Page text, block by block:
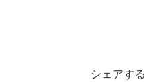
シェアする